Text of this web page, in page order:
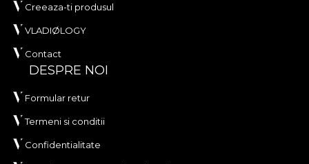
Creeaza-ti produsul
VLADIØLOGY
Contact
DESPRE NOI
Formular retur
Termeni si conditii
Confidentialitate